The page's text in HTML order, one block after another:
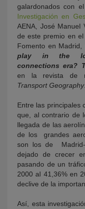
galardonados con el
Investigación en
AENA, José Manuel
de este premio en
Fomento en Madrid,
play in the
connections era?
en la revista de
Transport Geography.
Entre las principales
que, al contrario de
llegada de las
de los grandes
son los de Madrid-
dejado de crecer
pasando de un
2000 al 41,36% en
declive de la
Así, esta